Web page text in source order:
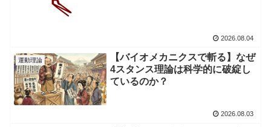
2026.08.04
運動理論
【バイオメカニクスで斬る】なぜ
4スタンス理論は科学的に破綻し
ているのか？
2026.08.03